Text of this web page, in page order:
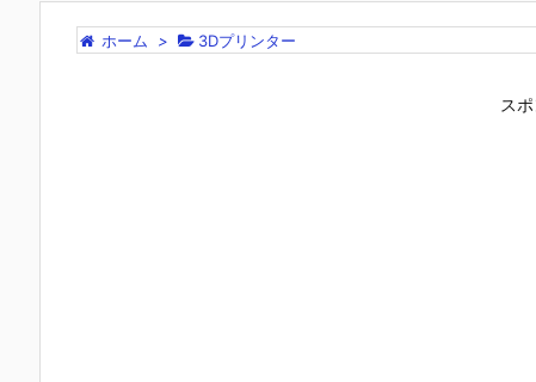
ホーム > 3Dプリンター
ス